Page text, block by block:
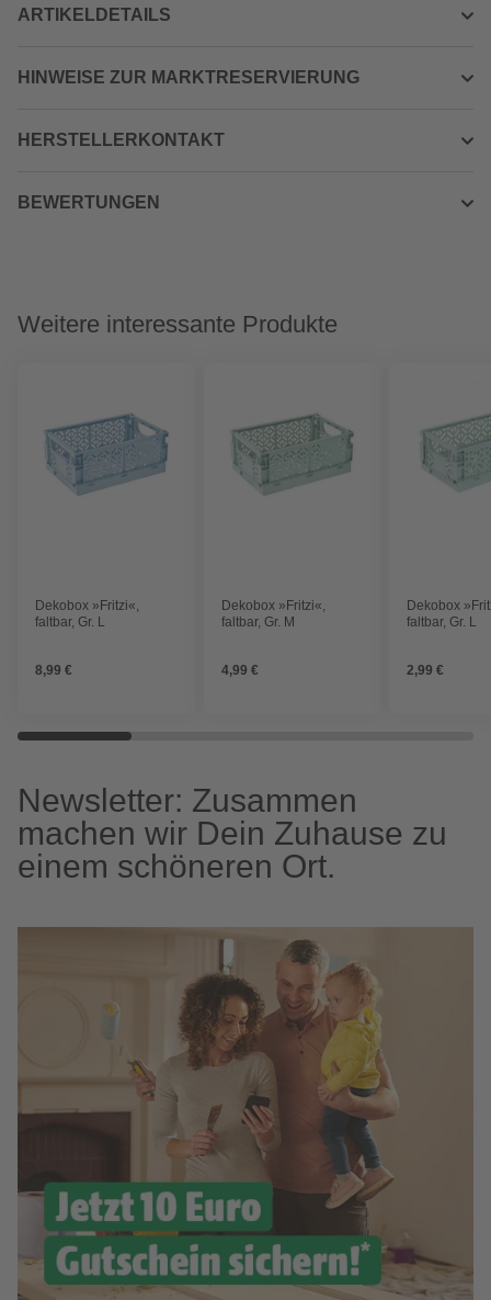
ARTIKELDETAILS
HINWEISE ZUR MARKTRESERVIERUNG
HERSTELLERKONTAKT
BEWERTUNGEN
Weitere interessante Produkte
Dekobox »Fritzi«,
faltbar, Gr. L
8,99 €
Dekobox »Fritzi«,
faltbar, Gr. M
4,99 €
Dekobox
faltbar, Gr. L
2,99 €
Newsletter: Zusammen
machen wir Dein Zuhause zu
einem schöneren Ort.